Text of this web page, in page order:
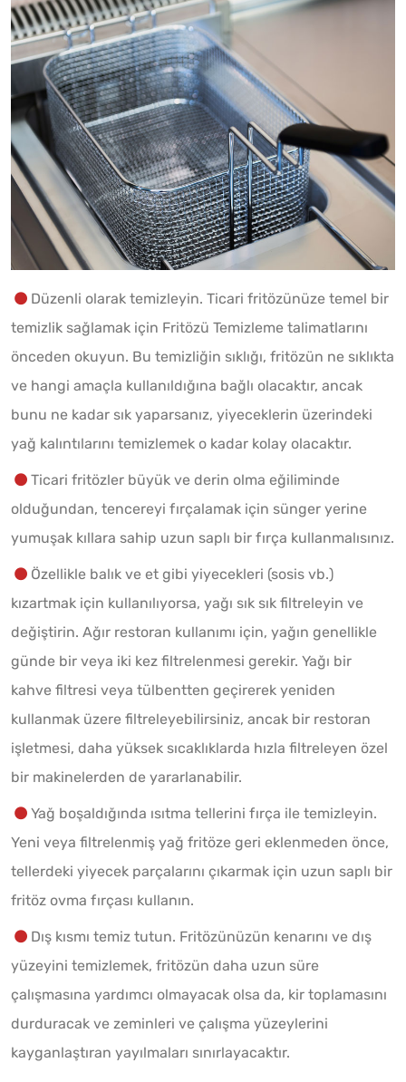
Düzenli olarak temizleyin. Ticari fritözünüze temel bir
temizlik sağlamak için Fritözü Temizleme talimatlarını
önceden okuyun. Bu temizliğin sıklığı, fritözün ne sıklıkta
ve hangi amaçla kullanıldığına bağlı olacaktır, ancak
bunu ne kadar sık yaparsanız, yiyeceklerin üzerindeki
yağ kalıntılarını temizlemek o kadar kolay olacaktır.
Ticari fritözler büyük ve derin olma eğiliminde
olduğundan, tencereyi fırçalamak için sünger yerine
yumuşak kıllara sahip uzun saplı bir fırça kullanmalısınız.
Özellikle balık ve et gibi yiyecekleri (sosis vb.)
kızartmak için kullanılıyorsa, yağı sık sık filtreleyin ve
değiştirin. Ağır restoran kullanımı için, yağın genellikle
günde bir veya iki kez filtrelenmesi gerekir. Yağı bir
kahve filtresi veya tülbentten geçirerek yeniden
kullanmak üzere filtreleyebilirsiniz, ancak bir restoran
işletmesi, daha yüksek sıcaklıklarda hızla filtreleyen özel
bir makinelerden de yararlanabilir.
Yağ boşaldığında ısıtma tellerini fırça ile temizleyin.
Yeni veya filtrelenmiş yağ fritöze geri eklenmeden önce,
tellerdeki yiyecek parçalarını çıkarmak için uzun saplı bir
fritöz ovma fırçası kullanın.
Dış kısmı temiz tutun. Fritözünüzün kenarını ve dış
yüzeyini temizlemek, fritözün daha uzun süre
çalışmasına yardımcı olmayacak olsa da, kir toplamasını
durduracak ve zeminleri ve çalışma yüzeylerini
kayganlaştıran yayılmaları sınırlayacaktır.